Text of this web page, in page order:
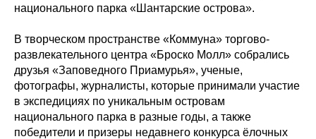
национального парка «Шантарские острова».
В творческом пространстве «Коммуна» торгово-
развлекательного центра «Броско Молл» собрались
друзья «Заповедного Приамурья», ученые,
фотографы, журналисты, которые принимали участие
в экспедициях по уникальным островам
национального парка в разные годы, а также
победители и призеры недавнего конкурса ёлочных